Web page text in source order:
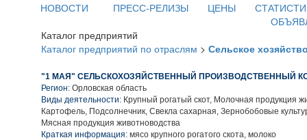
НОВОСТИ ПРЕСС-РЕЛИЗЫ ЦЕНЫ
Каталог предприятий
Каталог предприятий по отраслям > Сельское
"1 МАЯ" СЕЛЬСКОХОЗЯЙСТВЕННЫЙ ПРОИЗВОДСТВЕННЫЙ
Регион: Орловская область
Виды деятельности: Крупный рогатый скот, Молочная продукция
Картофель, Подсолнечник, Свекла сахарная, Зернобобовые
Мясная продукция животноводства
Краткая информация: мясо крупного рогатого скота, молоко